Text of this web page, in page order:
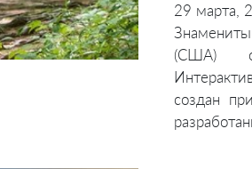
29 марта,
(США)
создан